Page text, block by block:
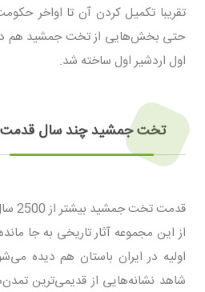
تقریبا تکمیل کردن آن تا اواخر
حتی بخش‌هایی از تخت جمشید هم در
اول اردشیر اول ساخته شد.
تخت جمشید چند سال قدمت
از این مجموعه آثار تاریخی به جا
اولیه در ایران باستان هم دیده
شاهد نشانه‌هایی از قدیمی‌ترین